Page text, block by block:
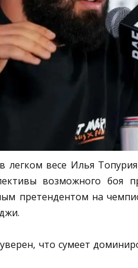
легком весе Илья
возможного боя
претендентом на
что сумеет